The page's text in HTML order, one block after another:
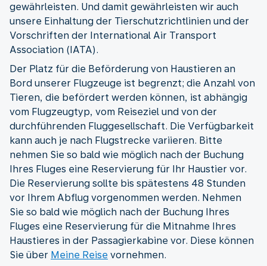
gewährleisten. Und damit gewährleisten wir auch
unsere Einhaltung der Tierschutzrichtlinien und der
Vorschriften der International Air Transport
Association (IATA).
Der Platz für die Beförderung von Haustieren an
Bord unserer Flugzeuge ist begrenzt; die Anzahl von
Tieren, die befördert werden können, ist abhängig
vom Flugzeugtyp, vom Reiseziel und von der
durchführenden Fluggesellschaft. Die Verfügbarkeit
kann auch je nach Flugstrecke variieren. Bitte
nehmen Sie so bald wie möglich nach der Buchung
Ihres Fluges eine Reservierung für Ihr Haustier vor.
Die Reservierung sollte bis spätestens 48 Stunden
vor Ihrem Abflug vorgenommen werden. Nehmen
Sie so bald wie möglich nach der Buchung Ihres
Fluges eine Reservierung für die Mitnahme Ihres
Haustieres in der Passagierkabine vor. Diese können
Sie über Meine Reise vornehmen.